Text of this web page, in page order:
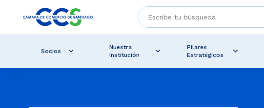
Socios
Nuestra
Institución
Pilares
Estratégicos